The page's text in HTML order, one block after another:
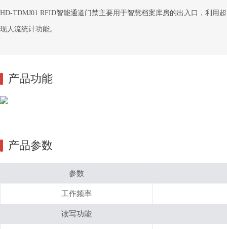
HD-TDMJ01 RFID智能通道门禁主要用于智慧档案库房的出入口，利用
现人流统计功能。
产品功能
产品参数
参数
工作频率
读写功能